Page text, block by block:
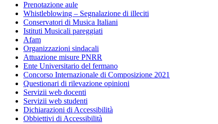
Prenotazione aule
Whistleblowing – Segnalazione di illeciti
Conservatori di Musica Italiani
Istituti Musicali pareggiati
Afam
Organizzazioni sindacali
Attuazione misure PNRR
Ente Universitario del fermano
Concorso Internazionale di Composizione 2021
Questionari di rilevazione opinioni
Servizii web docenti
Servizii web studenti
Dichiarazioni di Accessibilità
Obbiettivi di Accessibilità